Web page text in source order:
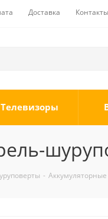
Доставка Контакты
Телевизоры
- Аккумуляторные